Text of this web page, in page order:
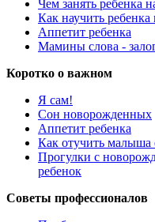
Чем занять ребенка
Как научить
Аппетит ребенка
Мамины слова -
Коротко о важном
Я сам!
Сон новорожденных
Аппетит ребенка
Как отучить малыша
Прогулки с
ребенок
Советы профессионалов